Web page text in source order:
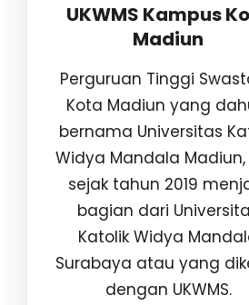
UKWMS Kampus
Madiun
Perguruan Tinggi
Kota Madiun yang
bernama Universitas
Widya Mandala
sejak tahun 2019
bagian dari
Katolik Widya
Surabaya atau yang
dengan UKWMS.